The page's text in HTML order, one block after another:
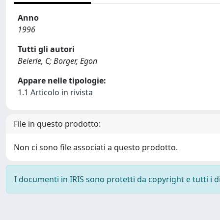
Anno
1996
Tutti gli autori
Beierle, C; Borger, Egon
Appare nelle tipologie:
1.1 Articolo in rivista
File in questo prodotto:
Non ci sono file associati a questo prodotto.
I documenti in IRIS sono protetti da copyright e tutti i